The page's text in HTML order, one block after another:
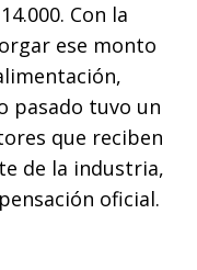
Con la
ese monto
pasado tuvo un
que reciben
de la industria,
oficial.